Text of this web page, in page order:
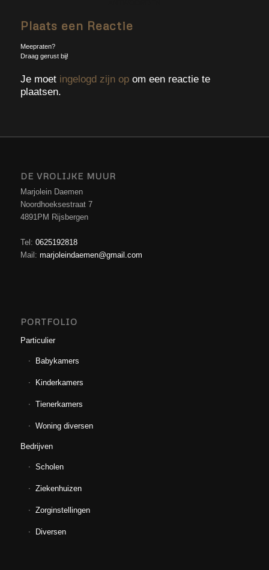
Plaats een Reactie
Meepraten?
Draag gerust bij!
Je moet ingelogd zijn opom een reactie te
plaatsen.
DE VROLIJKE MUUR
Marjolein Daemen
Noordhoeksestraat 7
4891PM Rijsbergen
Tel: 0625192818
Mail: marjoleindaemen@gmail.com
PORTFOLIO
Particulier
Babykamers
Kinderkamers
Tienerkamers
Woning diversen
Bedrijven
Scholen
Ziekenhuizen
Zorginstellingen
Diversen